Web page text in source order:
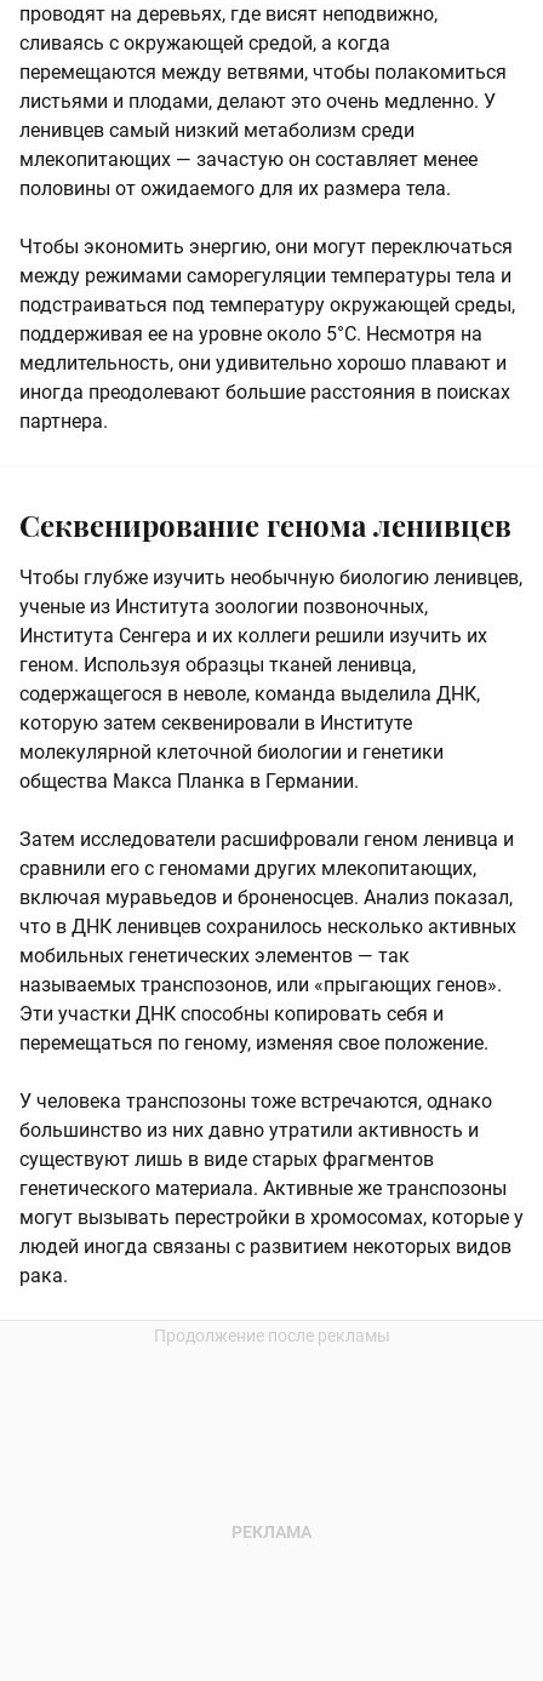
проводят на деревьях, где висят неподвижно,
сливаясь с окружающей средой, а когда
перемещаются между ветвями, чтобы полакомиться
листьями и плодами, делают это очень медленно. У
ленивцев самый низкий метаболизм среди
млекопитающих — зачастую он составляет менее
половины от ожидаемого для их размера тела.
Чтобы экономить энергию, они могут переключаться
между режимами саморегуляции температуры тела и
подстраиваться под температуру окружающей среды,
поддерживая ее на уровне около 5°C. Несмотря на
медлительность, они удивительно хорошо плавают и
иногда преодолевают большие расстояния в поисках
партнера.
Секвенирование генома ленивцев
Чтобы глубже изучить необычную биологию ленивцев,
ученые из Института зоологии позвоночных,
Института Сенгера и их коллеги решили изучить их
геном. Используя образцы тканей ленивца,
содержащегося в неволе, команда выделила ДНК,
которую затем секвенировали в Институте
молекулярной клеточной биологии и генетики
общества Макса Планка в Германии.
Затем исследователи расшифровали геном ленивца и
сравнили его с геномами других млекопитающих,
включая муравьедов и броненосцев. Анализ показал,
что в ДНК ленивцев сохранилось несколько активных
мобильных генетических элементов — так
называемых транспозонов, или «прыгающих генов».
Эти участки ДНК способны копировать себя и
перемещаться по геному, изменяя свое положение.
У человека транспозоны тоже встречаются, однако
большинство из них давно утратили активность и
существуют лишь в виде старых фрагментов
генетического материала. Активные же транспозоны
могут вызывать перестройки в хромосомах, которые у
людей иногда связаны с развитием некоторых видов
рака.